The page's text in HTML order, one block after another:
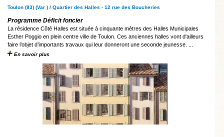
Toulon (83) (Var ) / Quartier des Halles - 12 rue des Boucheries
Programme Déficit foncier
La résidence Côté Halles est située à cinquante mètres des Halles Municipales
Esther Poggio en plein centre ville de Toulon. Ces anciennes halles vont d'ailleurs
faire l’objet d’importants travaux qui leur donneront une seconde jeunesse. ...
En savoir plus